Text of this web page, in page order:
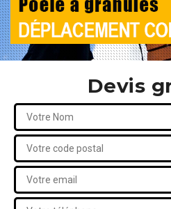
Devis